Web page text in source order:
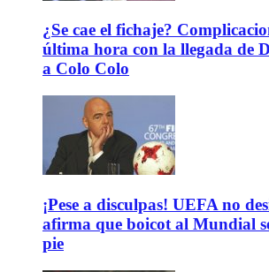
¿Se cae el fichaje?
última hora con la llegada de
a Colo Colo
¡Pese a disculpas! UEFA no
afirma que boicot al Mundial
pie